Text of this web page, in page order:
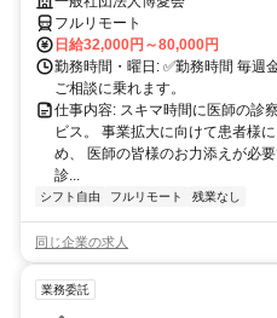
フルリモート
日給32,000円～80,000円
勤務時間・曜日: ✅勤務時間 毎
ご相談に乗れます。
仕事内容: スキマ時間に医師の診
ビス。 事業拡大に向けて患者様
め、 医師の皆様のお力添えが必
診...
シフト自由 フルリモート 残業なし
同じ企業の求人
業務委託